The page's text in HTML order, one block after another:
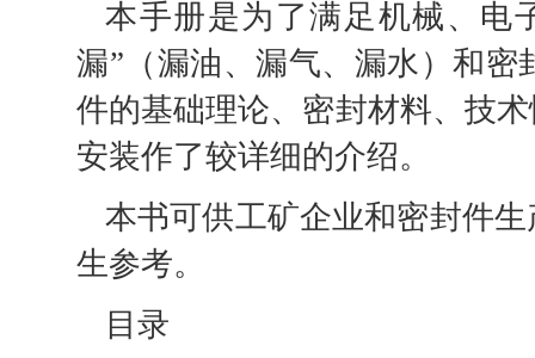
本手册是为了满足机械、电
漏”（漏油、漏气、漏水）和
件的基础理论、密封材料、技
安装作了较详细的介绍。
本书可供工矿企业和密封件
生参考。
目录